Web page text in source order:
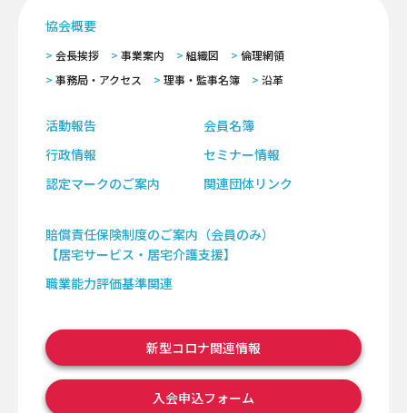
協会概要
会長挨拶 事業案内 組織図
倫理網領
事務局・アクセス
理事・監事名簿 沿革
活動報告
会員名簿
行政情報
セミナー情報
認定マークのご案内
関連団体リンク
賠償責任保険制度のご案内（会員のみ）
【居宅サービス・居宅介護支援】
職業能力評価基準関連
新型コロナ関連情報
入会申込フォーム